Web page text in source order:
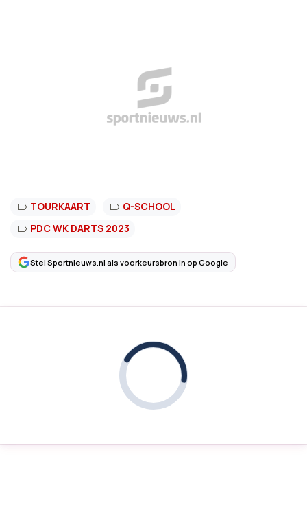
TOURKAART
Q-SCHOOL
PDC WK DARTS 2023
Stel Sportnieuws.nl als voorkeursbron in op Google